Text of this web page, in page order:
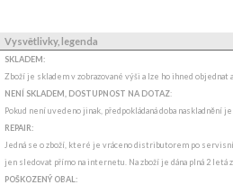
Vysvětlivky, legenda
SKLADEM:
Zboží je skladem v zobrazované výši a lze ho ihned objednat
NENÍ SKLADEM, DOSTUPNOST NA DOTAZ:
Pokud není uvedeno jinak, předpokládaná doba naskladnění
REPAIR:
Jedná se o zboží, které je vráceno distributorem po
jen sledovat přímo na internetu. Na zboží je dána plná 2 letá
POŠKOZENÝ OBAL: